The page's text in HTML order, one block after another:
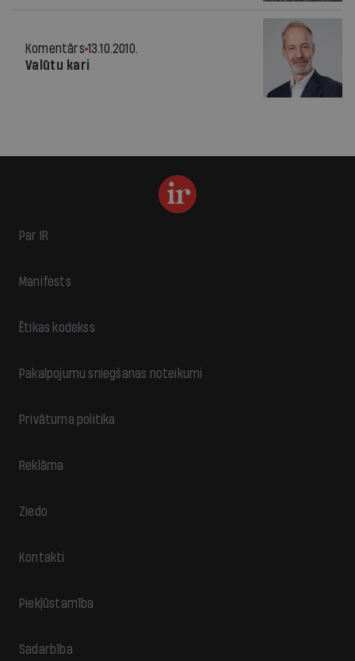
Komentārs 13.10.2010.
Valūtu kari
Par IR
Manifests
Ētikas kodekss
Pakalpojumu sniegšanas noteikumi
Privātuma politika
Reklāma
Ziedo
Kontakti
Piekļūstamība
Sadarbība